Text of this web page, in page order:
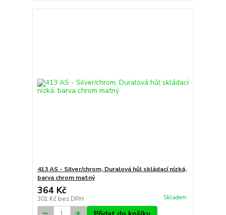
413 AS - Silver/chrom, Duralová hůl skládací nízká,
barva chrom matný
364 Kč
301 Kč bez DPH Skladem